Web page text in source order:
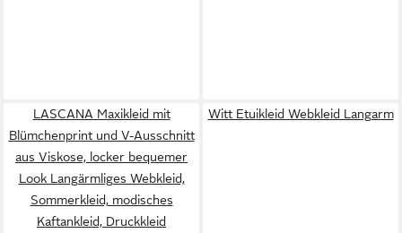
LASCANA Maxikleid mit
Blümchenprint und V-Ausschnitt
aus Viskose, locker bequemer
Look Langärmliges Webkleid,
Sommerkleid, modisches
Kaftankleid, Druckkleid
Witt Etuikleid Webkleid Langarm